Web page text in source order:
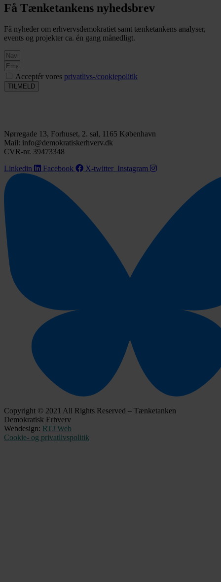
Få Tænketankens nyhedsbrev
Få nyheder om erhvervsdemokratiet samt tænketankens analyser,
events og projekter ca. én gang månedligt.
Acceptér vores privatlivs-/cookiepolitik
TILMELD
Nørregade 13, Forhuset, 2. sal, 1165 København
Mail: info@demokratiskerhverv.dk
CVR-nr. 39473348
Linkedin
Facebook X-twitter Instagram
Copyright © 2021 All Rights Reserved – Tænketanken
Demokratisk Erhverv
Webdesign: RTJ Web
Cookie- og privatlivspolitik